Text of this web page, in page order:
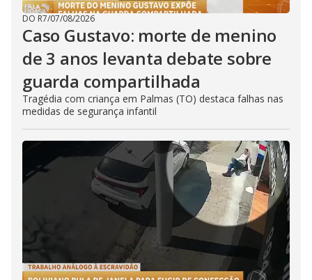
DO R7/07/08/2026
Caso Gustavo: morte de menino
de 3 anos levanta debate sobre
guarda compartilhada
Tragédia com criança em Palmas (TO) destaca falhas nas
medidas de segurança infantil